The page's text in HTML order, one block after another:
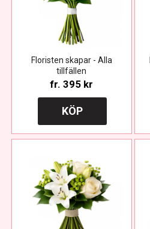
Floristen skapar - Alla
tillfällen
fr. 395 kr
KÖP